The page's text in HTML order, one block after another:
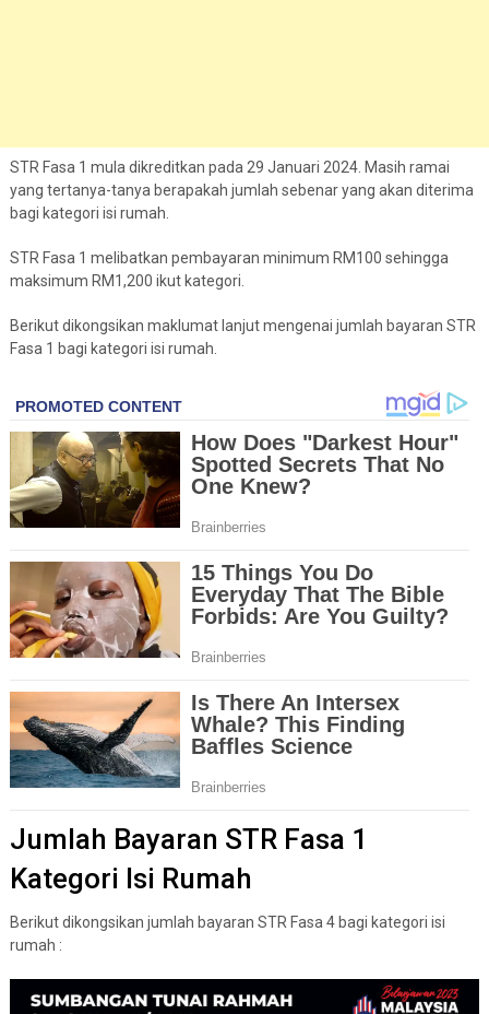
STR Fasa 1 mula dikreditkan pada 29 Januari 2024. Masih ramai
yang tertanya-tanya berapakah jumlah sebenar yang akan diterima
bagi kategori isi rumah.
STR Fasa 1 melibatkan pembayaran minimum RM100 sehingga
maksimum RM1,200 ikut kategori.
Berikut dikongsikan maklumat lanjut mengenai jumlah bayaran STR
Fasa 1 bagi kategori isi rumah.
Jumlah Bayaran STR Fasa 1
Kategori Isi Rumah
Berikut dikongsikan jumlah bayaran STR Fasa 4 bagi kategori isi
rumah :